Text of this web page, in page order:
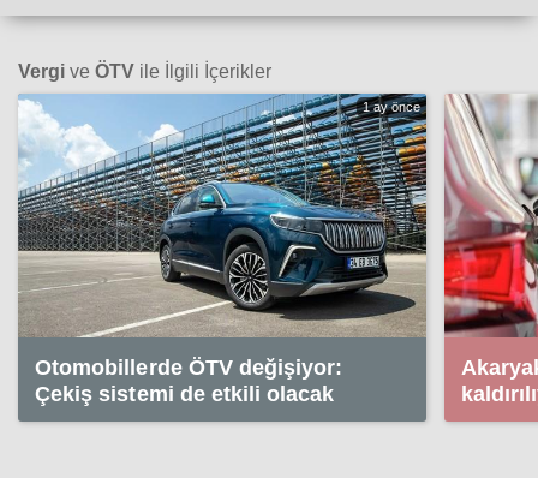
Vergi ve ÖTV ile İlgili İçerikler
1 ay önce
Otomobillerde ÖTV değişiyor:
Çekiş sistemi de etkili olacak